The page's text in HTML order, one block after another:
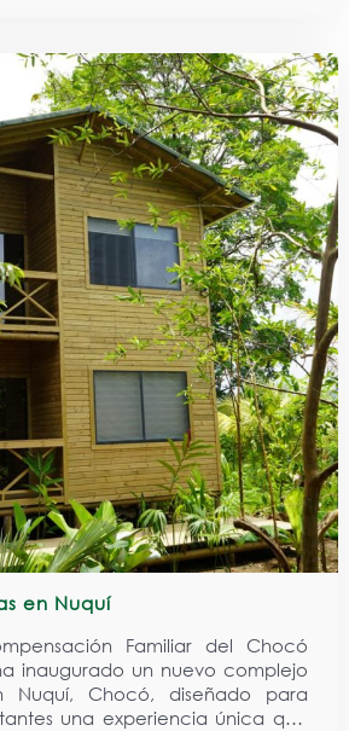
en Nuquí
Familiar del Chocó
inaugurado un nuevo complejo
Nuquí, Chocó, diseñado para
una experiencia única que